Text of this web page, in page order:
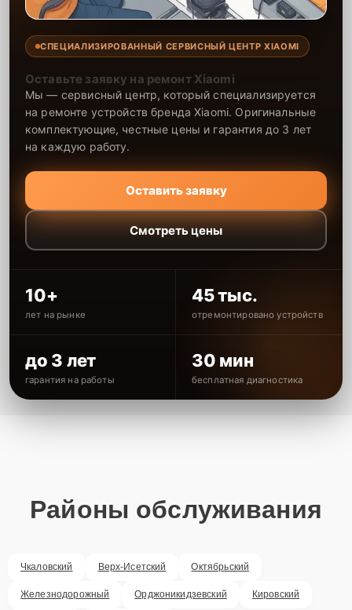
СПЕЦИАЛИЗИРОВАННЫЙ СЕРВИСНЫЙ ЦЕНТР XIAOMI
Оставьте заявку на ремонт Xiaomi
Мы — сервисный центр, который специализируется
на ремонте устройств бренда Xiaomi. Оригинальные
комплектующие, честные цены и гарантия до 3 лет
на каждую работу.
Оставить заявку
Смотреть цены
10+
лет на рынке
45 тыс.
отремонтировано устройств
до 3 лет
гарантия на работы
30 мин
бесплатная диагностика
Районы обслуживания
Чкаловский Верх-Исетский Октябрьский
Железнодорожный Орджоникидзевский Кировский